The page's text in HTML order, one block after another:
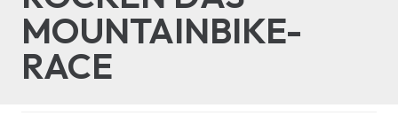
MOUNTAINBIKE-
RACE